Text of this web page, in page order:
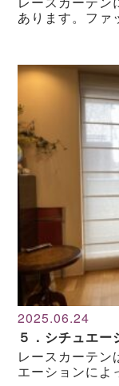
あります。フ
2025.06.24
５．シチュエ
レースカーテン
エーションに